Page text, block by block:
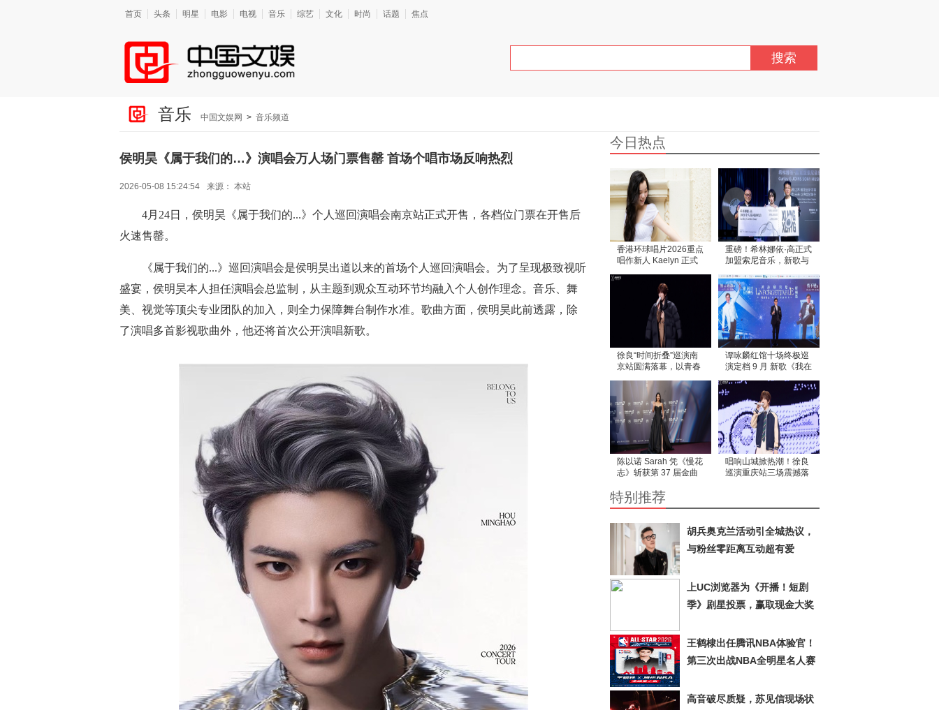
首页 头条 明星 电影 电视 音乐 综艺 文化 时尚 话题 焦点
搜索
音乐 中国文娱网 > 音乐频道
侯明昊《属于我们的…》演唱会万人场门票售罄 首场个唱市场反响热烈
2026-05-08 15:24:54 来源： 本站
4月24日，侯明昊《属于我们的...》个人巡回演唱会南京站正式开售，各档位门票在开售后
火速售罄。
《属于我们的...》巡回演唱会是侯明昊出道以来的首场个人巡回演唱会。为了呈现极致视听
盛宴，侯明昊本人担任演唱会总监制，从主题到观众互动环节均融入个人创作理念。音乐、舞
美、视觉等顶尖专业团队的加入，则全力保障舞台制作水准。歌曲方面，侯明昊此前透露，除
了演唱多首影视歌曲外，他还将首次公开演唱新歌。
今日热点
香港环球唱片2026重点
唱作新人 Kaelyn 正式
重磅！希林娜依·高正式
加盟索尼音乐，新歌与
徐良“时间折叠”巡演南
京站圆满落幕，以青春
谭咏麟红馆十场终极巡
演定档 9 月 新歌《我在
陈以诺 Sarah 凭《慢花
志》斩获第 37 届金曲
唱响山城掀热潮！徐良
巡演重庆站三场震撼落
特别推荐
胡兵奥克兰活动引全城热议，
与粉丝零距离互动超有爱
上UC浏览器为《开播！短剧
季》剧星投票，赢取现金大奖
王鹤棣出任腾讯NBA体验官！
第三次出战NBA全明星名人赛
高音破尽质疑，苏见信现场状